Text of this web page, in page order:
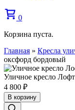
0
Корзина пуста.
Главная » Кресла
оксфорд бордовый
Уличное кресло
4 800 ₽
В корзину